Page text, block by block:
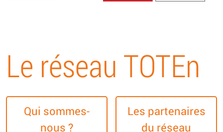
Le réseau TOTEn
Qui sommes-
nous ?
Les partenaires
du réseau